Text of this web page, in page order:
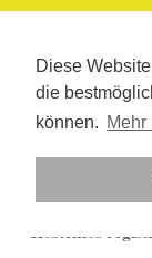
Diese
die
können. Mehr
Kostenlos